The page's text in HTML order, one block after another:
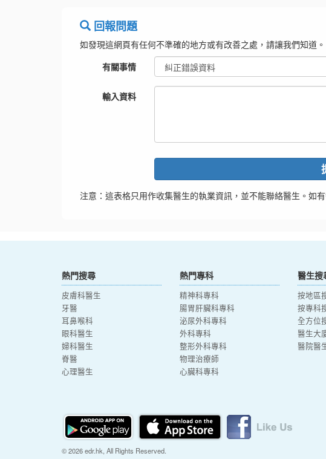
回報問題
如發現這網頁有任何不準確的地方或有改善之處，請讓我們知道。
有關事情
輸入資料
注意：這表格只用作收集醫生的執業資訊，並不能聯絡醫生。如
熱門搜尋
皮膚科醫生
牙醫
耳鼻喉科
眼科醫生
婦科醫生
脊醫
心理醫生
熱門專科
精神科專科
腸胃肝臟科專科
泌尿外科專科
外科專科
整形外科專科
物理治療師
心臟科專科
醫生搜
按地區
按專科
全方位
醫生大
醫院醫
© 2026 edr.hk, All Rights Reserved.